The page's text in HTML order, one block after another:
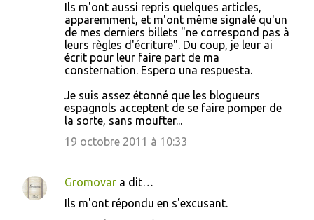
Ils m'ont aussi repris quelques articles,
apparemment, et m'ont même signalé qu'un
de mes derniers billets "ne correspond pas à
leurs règles d'écriture". Du coup, je leur ai
écrit pour leur faire part de ma
consternation. Espero una respuesta.
Je suis assez étonné que les blogueurs
espagnols acceptent de se faire pomper de
la sorte, sans moufter...
19 octobre 2011 à 10:33
Gromovar a dit…
Ils m'ont répondu en s'excusant.